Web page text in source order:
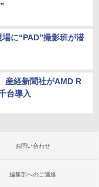
場に“PAD”撮影班が潜
産経新聞社がAMD R
台導入
お問い合わせ
編集部へのご連絡